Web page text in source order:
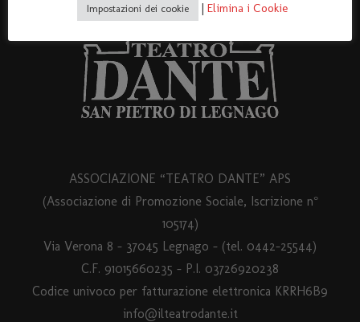
ASSOCIAZIONE “TEATRO DANTE” APS
(Associazione di Promozione Sociale, Iscrizione n°
105174)
Via Verona 8 – 37045 Legnago – (tel. 0442-25544)
C.F. 91015660235 - P.I. 03726920238
Codice univoco per fatturazione elettronica KRRH6B9
info@ilteatrodante.it
Impostazioni dei cookie | Elimina i Cookie